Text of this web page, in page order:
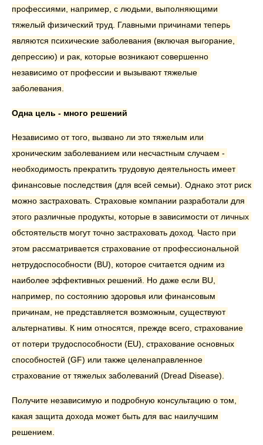
профессиями, например, с людьми, выполняющими
тяжелый физический труд. Главными причинами теперь
являются психические заболевания (включая выгорание,
депрессию) и рак, которые возникают совершенно
независимо от профессии и вызывают тяжелые
заболевания.
Одна цель - много решений
Независимо от того, вызвано ли это тяжелым или
хроническим заболеванием или несчастным случаем -
необходимость прекратить трудовую деятельность имеет
финансовые последствия (для всей семьи). Однако этот риск
можно застраховать. Страховые компании разработали для
этого различные продукты, которые в зависимости от личных
обстоятельств могут точно застраховать доход. Часто при
этом рассматривается страхование от профессиональной
нетрудоспособности (BU), которое считается одним из
наиболее эффективных решений. Но даже если BU,
например, по состоянию здоровья или финансовым
причинам, не представляется возможным, существуют
альтернативы. К ним относятся, прежде всего, страхование
от потери трудоспособности (EU), страхование основных
способностей (GF) или также целенаправленное
страхование от тяжелых заболеваний (Dread Disease).
Получите независимую и подробную консультацию о том,
какая защита дохода может быть для вас наилучшим
решением.